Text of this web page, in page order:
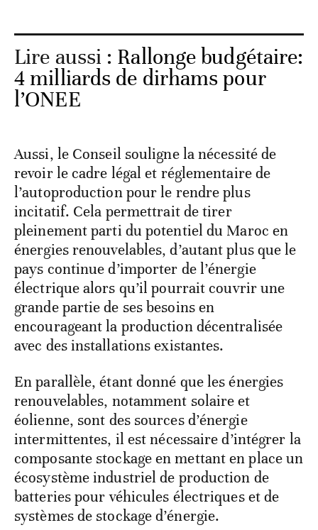
Lire aussi : Rallonge budgétaire:
4 milliards de dirhams pour
l’ONEE
Aussi, le Conseil souligne la nécessité de
revoir le cadre légal et réglementaire de
l’autoproduction pour le rendre plus
incitatif. Cela permettrait de tirer
pleinement parti du potentiel du Maroc en
énergies renouvelables, d’autant plus que le
pays continue d’importer de l’énergie
électrique alors qu’il pourrait couvrir une
grande partie de ses besoins en
encourageant la production décentralisée
avec des installations existantes.
En parallèle, étant donné que les énergies
renouvelables, notamment solaire et
éolienne, sont des sources d’énergie
intermittentes, il est nécessaire d’intégrer la
composante stockage en mettant en place un
écosystème industriel de production de
batteries pour véhicules électriques et de
systèmes de stockage d’énergie.